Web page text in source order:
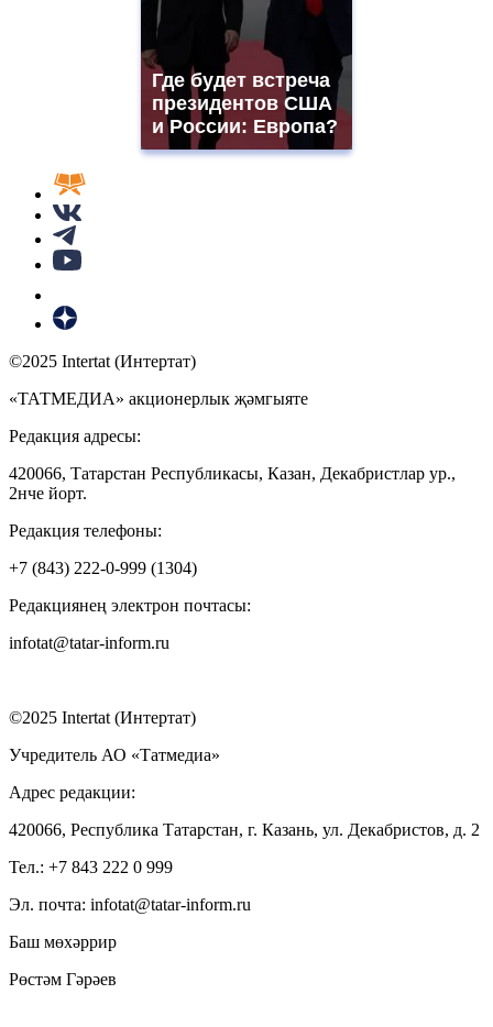
Где будет встреча
президентов США
и России: Европа?
©2025 Intertat (Интертат)
«ТАТМЕДИА» акционерлык җәмгыяте
Редакция адресы:
420066, Татарстан Республикасы, Казан, Декабристлар ур.,
2нче йорт.
Редакция телефоны:
+7 (843) 222-0-999 (1304)
Редакциянең электрон почтасы:
infotat@tatar-inform.ru
©2025 Intertat (Интертат)
Учредитель АО «Татмедиа»
Адрес редакции:
420066, Республика Татарстан, г. Казань, ул. Декабристов, д. 2
Тел.: +7 843 222 0 999
Эл. почта: infotat@tatar-inform.ru
Баш мөхәррир
Рөстәм Гәрәев